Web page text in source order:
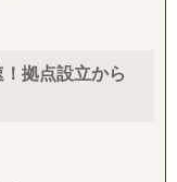
が対応します。
能性を高める
、現地パートナ
て、世界どこでも
人設立、海外子
拠点設立から